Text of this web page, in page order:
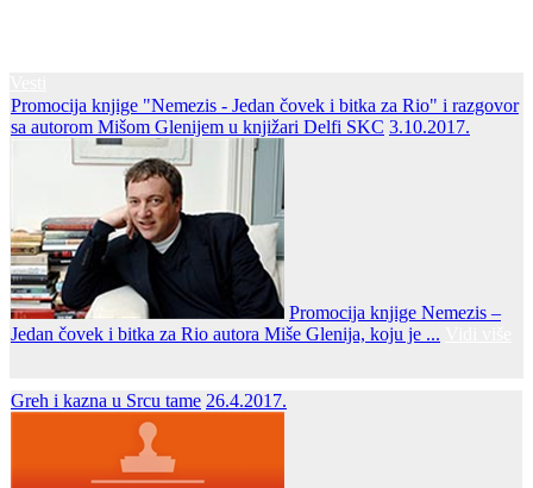
Promocija knjige "Nemezis - Jedan čovek i bitka za Rio" i razgovor
sa autorom Mišom Glenijem u knjižari Delfi SKC 3.10.2017.
Promocija knjige Nemezis –
Jedan čovek i bitka za Rio autora Miše Glenija, koju je ...
Greh i kazna u Srcu tame 26.4.2017.